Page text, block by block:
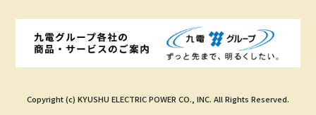
Copyright (c) KYUSHU ELECTRIC POWER CO., INC. All Rights Reserved.